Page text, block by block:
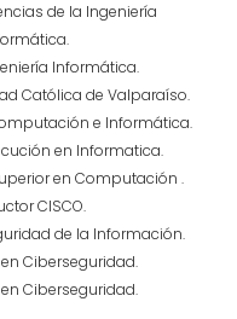
de la Ingeniería
Informática.
Católica de Valparaíso.
e Informática.
en Informatica.
en Computación .
CISCO.
de la Información.
Ciberseguridad.
Ciberseguridad.